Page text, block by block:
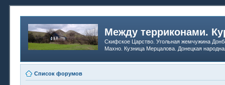
Между терриконами.
Скифское Царство. Угольная жемчужина
Махно. Кузница Мерцалова. Донецкая
Список форумов